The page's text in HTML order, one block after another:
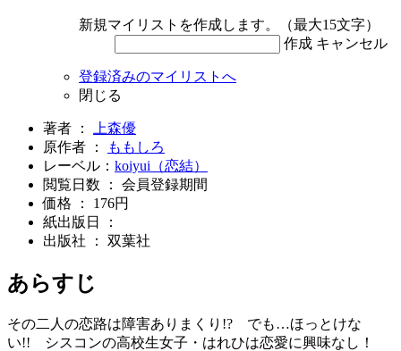
新規マイリストを作成します。（最大15文字）
作成 キャンセル
登録済みのマイリストへ
閉じる
著者 ：
上森優
原作者 ：
ももしろ
レーベル： koiyui（恋結）
閲覧日数 ： 会員登録期間
価格 ： 176円
紙出版日 ：
出版社 ： 双葉社
あらすじ
その二人の恋路は障害ありまくり!? でも…ほっとけな
い!! シスコンの高校生女子・はれひは恋愛に興味なし！